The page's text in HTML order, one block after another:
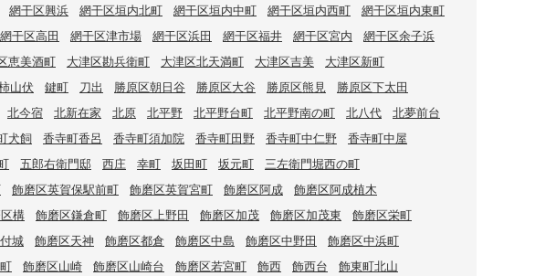
網干区興浜 網干区垣内北町 網干区垣内中町 網干区垣内西町
網干区垣内東町
網干区高田 網干区津市場 網干区浜田 網干区福井 網干区宮内
網干区余子浜
恵美酒町 大津区勘兵衛町 大津区北天満町 大津区吉美
大津区新町
山伏 鍵町 刀出 勝原区朝日谷 勝原区大谷 勝原区熊見
勝原区下太田
北今宿 北新在家 北原 北平野 北平野台町 北平野南の町 北八代
北夢前台
犬飼 香寺町香呂 香寺町須加院 香寺町田野 香寺町中仁野
香寺町中屋
五郎右衛門邸 西庄 幸町 坂田町 坂元町
三左衛門堀西の町
飾磨区英賀保駅前町 飾磨区英賀宮町 飾磨区阿成
飾磨区阿成植木
構 飾磨区鎌倉町 飾磨区上野田 飾磨区加茂 飾磨区加茂東
飾磨区栄町
城 飾磨区天神 飾磨区都倉 飾磨区中島 飾磨区中野田
飾磨区中浜町
飾磨区山崎 飾磨区山崎台 飾磨区若宮町 飾西 飾西台
飾東町北山